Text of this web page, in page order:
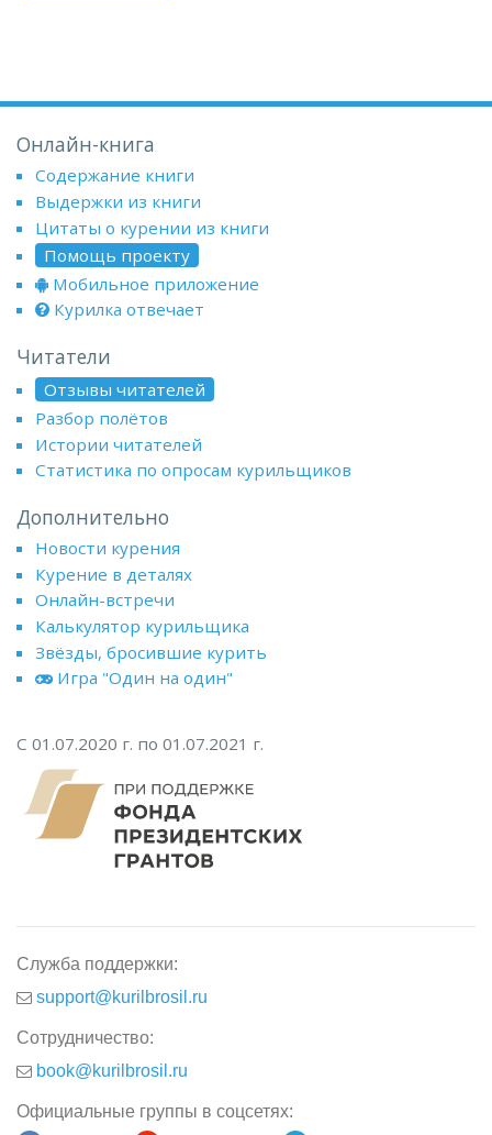
Онлайн-книга
Содержание книги
Выдержки из книги
Цитаты о курении из книги
Помощь проекту
Мобильное приложение
Курилка отвечает
Читатели
Отзывы читателей
Разбор полётов
Истории читателей
Статистика по опросам курильщиков
Дополнительно
Новости курения
Курение в деталях
Онлайн-встречи
Калькулятор курильщика
Звёзды, бросившие курить
Игра "Один на один"
С 01.07.2020 г. по 01.07.2021 г.
Служба поддержки:
support@kurilbrosil.ru
Сотрудничество:
book@kurilbrosil.ru
Официальные группы в соцсетях: